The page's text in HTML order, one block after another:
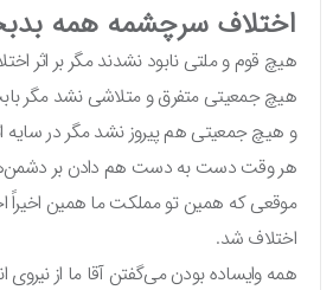
اختلاف سرچشمه همه
هیچ قوم و ملتی نابود نشدند مگر بر اثر
هیچ جمعیتی متفرق و متلاشی نشد مگر
و هیچ جمعیتی هم پیروز نشد مگر در سایه
هر وقت دست به دست هم دادن بر دشمن‌ها
موقعی که همین تو مملکت ما همین اخیراً
اختلاف شد.
همه وایساده بودن می‌گفتن آقا ما از نیروی